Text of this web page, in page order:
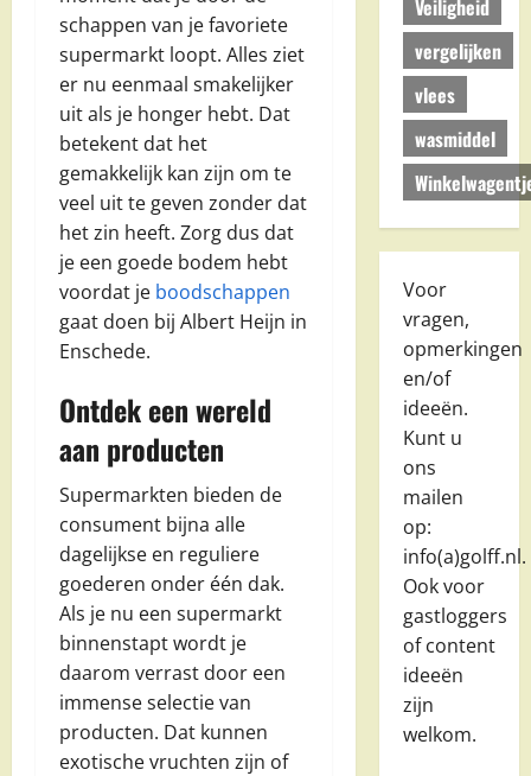
schappen van je favoriete
supermarkt loopt. Alles ziet
er nu eenmaal smakelijker
uit als je honger hebt. Dat
betekent dat het
gemakkelijk kan zijn om te
veel uit te geven zonder dat
het zin heeft. Zorg dus dat
je een goede bodem hebt
voordat je boodschappen
gaat doen bij Albert Heijn in
Enschede.
Ontdek een wereld
aan producten
Supermarkten bieden de
consument bijna alle
dagelijkse en reguliere
goederen onder één dak.
Als je nu een supermarkt
binnenstapt wordt je
daarom verrast door een
immense selectie van
producten. Dat kunnen
exotische vruchten zijn of
Veiligheid
vergelijken
vlees
wasmiddel
Voor
vragen,
opmerkingen
en/of
ideeën.
Kunt u
ons
mailen
op:
info(a)golff.nl.
Ook voor
gastloggers
of content
ideeën
zijn
welkom.